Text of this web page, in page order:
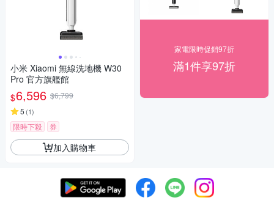
小米 Xiaomi 無線洗地機 W30
Pro 官方旗艦館
$6,596 $6,799
5 (1)
限時下殺 券
加入購物車
家電限時促銷97折
滿1件享97折